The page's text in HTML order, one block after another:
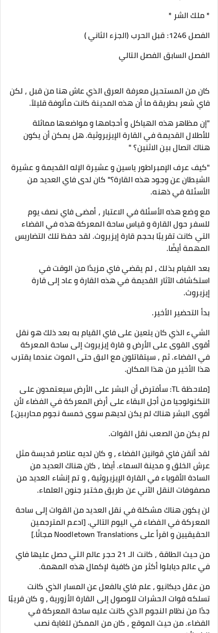
* ملك الشر *
الفصل 1246: قبل الحرب (الجزء الثاني )
الفصل السابق الفصل التالي
كان من المستحيل معرفة العرق الذي عاش هنا من قبل ، لكن
فاي شعر بطريقة ما أن هذه المدينة كانت مألوفة قليلاً.
"إن مظاهر هذه الهياكل و أحجامها و مواضعها مماثلة
للأطلال القديمة في القارة الإيزيروثية. هل يمكن أن يكون
هناك اتصال بين الاثنين؟ "
"كيف عرف الإمبراطور ياسين و عشيرة الإله القديمة و عشيرة
الشيطان عن وجود هذه القارة؟" كان لدى فاي العديد من
الأسئلة في ذهنه.
مع وضع هذه الأسئلة في الاعتبار ، أمضى فاي نصف يوم
للسفر حول القارة و قياس ساحة المعركة هذه في الفضاء
التي كانت تقريبًا بحجم قارة إيزيروث. لقد حفظ تلك التضاريس
المهمة أيضًا.
بعد القيام بذلك ، لم يقضي فاي مزيدًا من الوقت في
استكشاف الآثار القديمة في هذه القارة و عاد إلى قارة
إيزيروث.
بدأ التحضير الأخير.
الشيء الذي كان يتعين على فاي القيام به بعد ذلك هو نقل
أقوى القوى على الأرض و قارة إيزيروث إلى ساحة المعركة
في الفضاء. ثم ، سيتقاتلون مع البق حتى الموت عندما يقترب
هذا الأخير من هذا المكان.
[ملاحظة TL: سأفترض أن البشر على الأرض سيعتمدون على
التكنولوجيا من أجل البقاء على أرض المعركة في الفضاء لأن
أقوى البشر هناك لم يكن لديهم سوى خمسة نجوم محاربين.]
لم يكن من الصعب نقل القوات.
لقد أتقن فاي قوانين الفضاء ، و كان لديه عناصر قديسة مثل
عرش الخلق و مدينة السماء. أيضا ، كان هناك العديد من
السادة الأقوياء في القارة الإيزيروثية ، و تم إنشاء العديد من
مصفوفات النقل الآني عن طريق مختبر جنون العلماء.
لن يكون هناك مشكلة في نقل العديد من القوات إلى ساحة
المعركة في الفضاء في اليوم التالي. [ادعم المترجمين
الحقيقيين و اقرأ على Noodletown Translations مجانًا.]
من حيث الطاقة ، كانت الـ 21 حجر عالم التي حصل عليها فاي
في عالم ديابلوا أكثر من كافية لإكمال هذه المهمة.
من عقل ديكانيو ، علم فاي بالفعل عن المسار الذي كانت
تسلكه قوات الحشرات للوصول إلى القارة الأزورية ، و كان قريبًا
جدًا من نظام النجوم الذي كانت عليه ساحة المعركة في
الفضاء. من حيث الموقع ، كان من الممكن للغاية نصب